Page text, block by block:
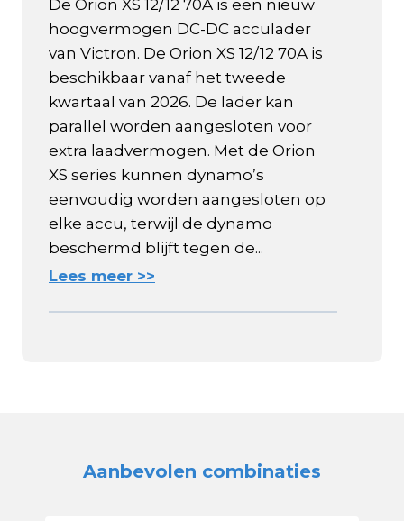
De Orion XS 12/12 70A is een nieuw
hoogvermogen DC-DC acculader
van Victron. De Orion XS 12/12 70A is
beschikbaar vanaf het tweede
kwartaal van 2026. De lader kan
parallel worden aangesloten voor
extra laadvermogen. Met de Orion
XS series kunnen dynamo’s
eenvoudig worden aangesloten op
elke accu, terwijl de dynamo
beschermd blijft tegen de...
Lees meer >>
Aanbevolen combinaties